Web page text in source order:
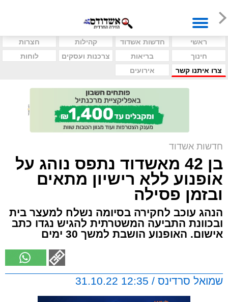
ראשי חדשות אשדוד קהילות
חצרות
חינוך
בריאות צרכנות ועסקים
לוחות
צרו איתנו קשר
אירועים
חדשות אשדוד
בן 42 מאשדוד נתפס נוהג על
אופנוע ללא רישיון מתאים
ובזמן פסילה
הנהג עוכב לחקירה בסיומה נשלח למעצר בית
ובכוונת התביעה המשטרתית להגיש נגדו כתב
אישום. האופנוע הושבת למשך 30 ימים
שמואל סרדינס / 12:35 31.10.22